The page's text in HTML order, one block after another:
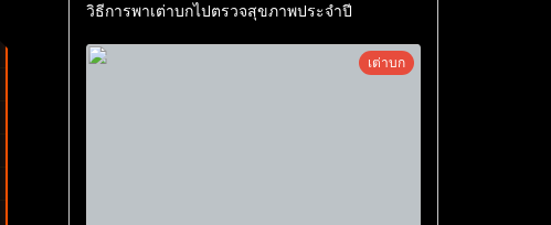
วิธีการพาเต่าบกไปตรวจสุขภาพประจำปี
เต่าบก